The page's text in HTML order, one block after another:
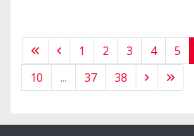
1 2 3 4 5
10
... 37 38